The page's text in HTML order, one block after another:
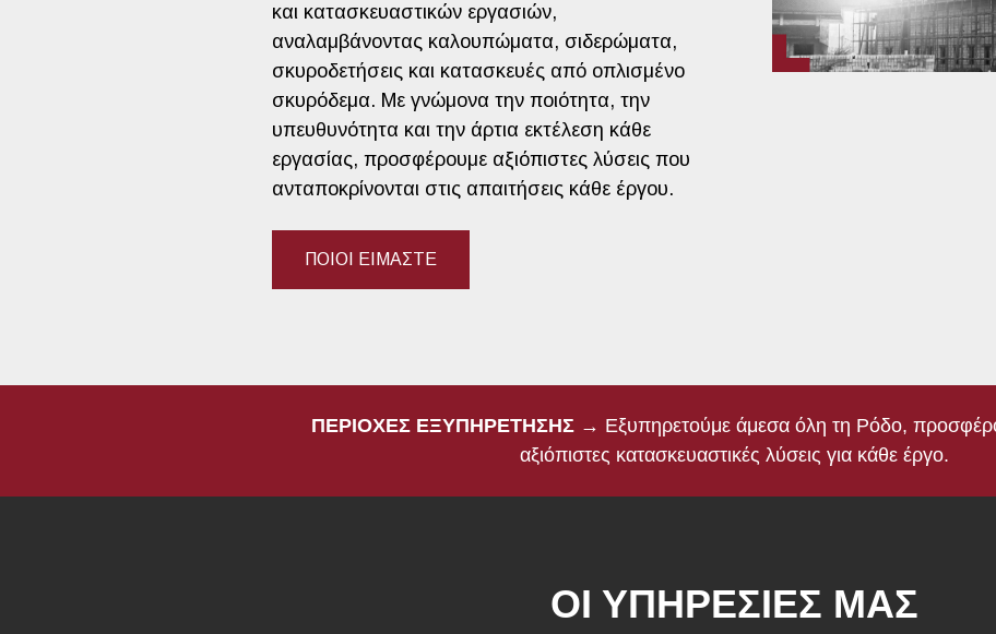
και κατασκευαστικών εργασιών,
αναλαμβάνοντας καλουπώματα, σιδερώματα,
σκυροδετήσεις και κατασκευές από οπλισμένο
σκυρόδεμα. Με γνώμονα την ποιότητα, την
υπευθυνότητα και την άρτια εκτέλεση κάθε
εργασίας, προσφέρουμε αξιόπιστες λύσεις που
ανταποκρίνονται στις απαιτήσεις κάθε έργου.
ΠΟΙΟΙ ΕΙΜΑΣΤΕ
ΠΕΡΙΟΧΕΣ ΕΞΥΠΗΡΕΤΗΣΗΣ → Εξυπηρετούμε άμεσα όλη τη Ρόδο,
αξιόπιστες κατασκευαστικές λύσεις για κάθε έργο.
ΟΙ ΥΠΗΡΕΣΙΕΣ ΜΑΣ